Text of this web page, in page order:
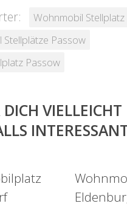
Wohnmobil
Stellplätze Passow
Passow
DICH VIELLEICHT